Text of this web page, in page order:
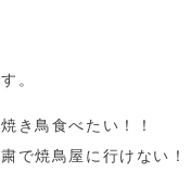
。
き鳥食べたい！！
で焼鳥屋に行けない！